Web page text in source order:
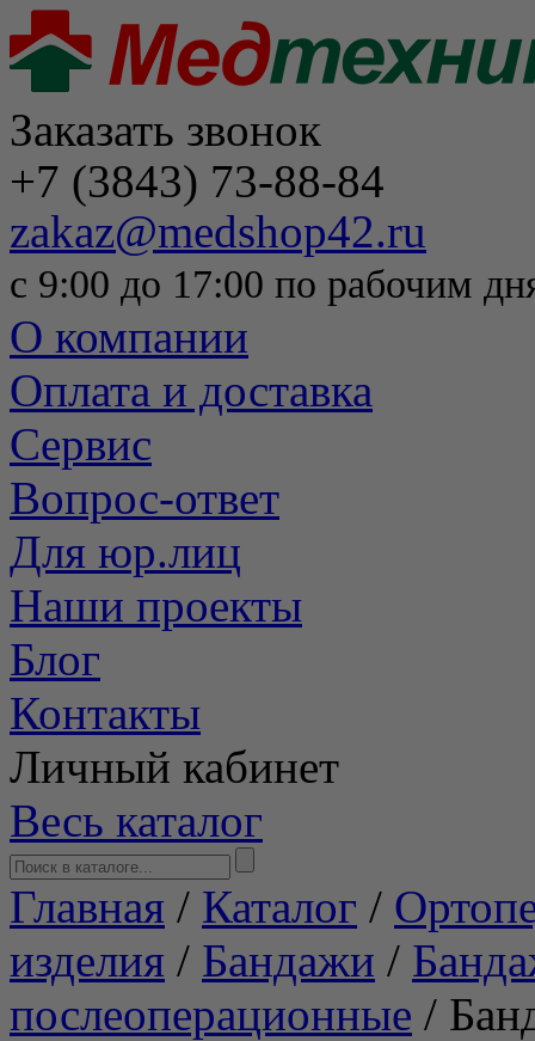
Заказать звонок
+7 (3843) 73-88-84
zakaz@medshop42.ru
с 9:00 до 17:00 по рабочим
О компании
Оплата и доставка
Сервис
Вопрос-ответ
Для юр.лиц
Наши проекты
Блог
Контакты
Личный кабинет
Весь каталог
Главная / Каталог /
изделия / Бандажи /
послеоперационные /